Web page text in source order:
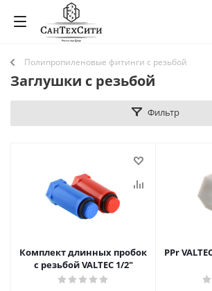
Полипропиленовые фитинги с резьбой
Заглушки с резьбой
Фильтр
Комплект длинных пробок
с резьбой VALTEC 1/2"
PPr